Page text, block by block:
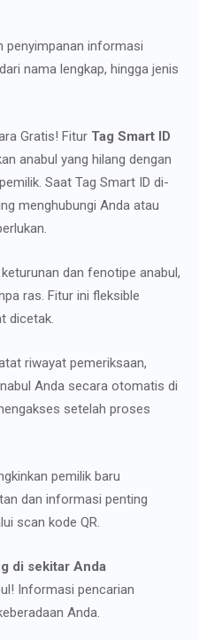
penyimpanan informasi
nama lengkap, hingga jenis
Gratis! Fitur Tag Smart ID
anabul yang hilang dengan
Saat Tag Smart ID di-
menghubungi Anda atau
dan fenotipe anabul,
ras. Fitur ini fleksible
dicetak.
riwayat pemeriksaan,
Anda secara otomatis di
setelah proses
pemilik baru
dan informasi penting
scan kode QR.
di sekitar Anda
Informasi pencarian
Anda.